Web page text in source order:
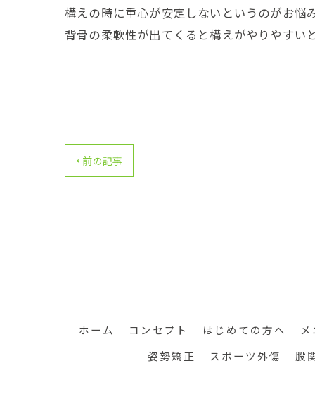
構えの時に重心が安定しないというのがお悩
背骨の柔軟性が出てくると構えがやりやす
< 前の記事
ホーム コンセプト はじめての方へ
姿勢矯正
スポーツ外傷 股